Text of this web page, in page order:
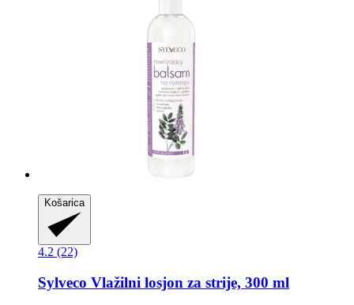
Košarica
4.2 (22)
Sylveco Vlažilni losjon za strije, 300 ml